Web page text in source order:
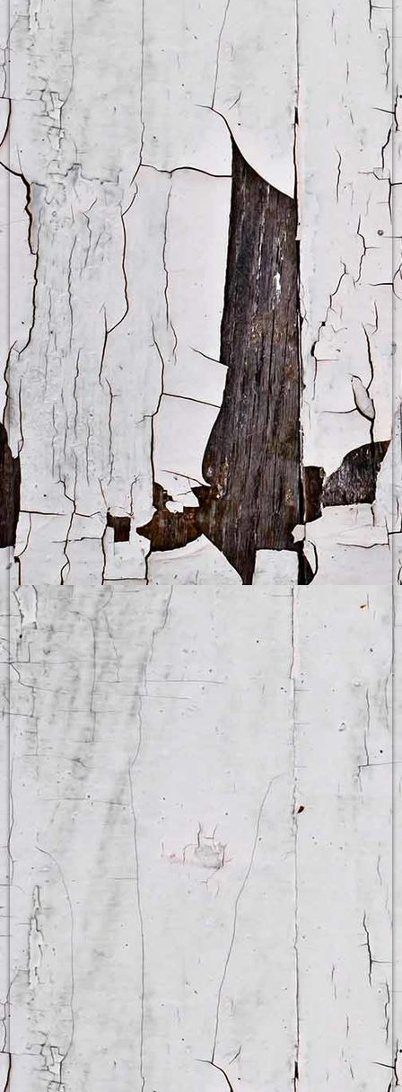
Spielerisch lernen
Business English Weekend für Präsentieren
Business English Weekend für Präsentieren
Business English Weekend für E-Mails schreiben
Individuelles Coaching